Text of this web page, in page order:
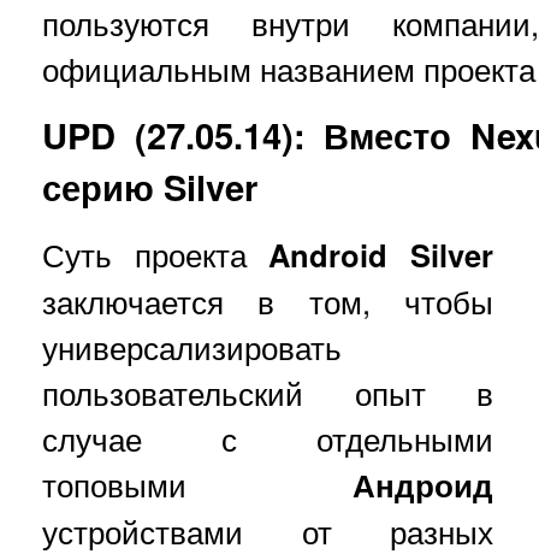
пользуются внутри
официальным названием проекта
UPD (27.05.14): Вместо
серию Silver
Суть проекта Android Silver
заключается в том, чтобы
универсализировать
пользовательский опыт в
случае с отдельными
топовыми Андроид
устройствами от разных